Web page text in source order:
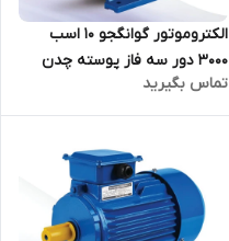
الکتروموتور گوانگجو 10 اسب
3000 دور سه فاز پوسته چدن
مدل Y2 ترمینال بالا
تماس بگیرید